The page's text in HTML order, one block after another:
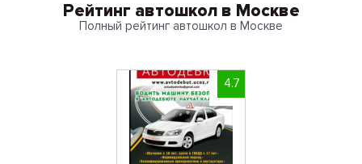
Рейтинг автошкол в Москве
Полный рейтинг автошкол в Москве
4.7